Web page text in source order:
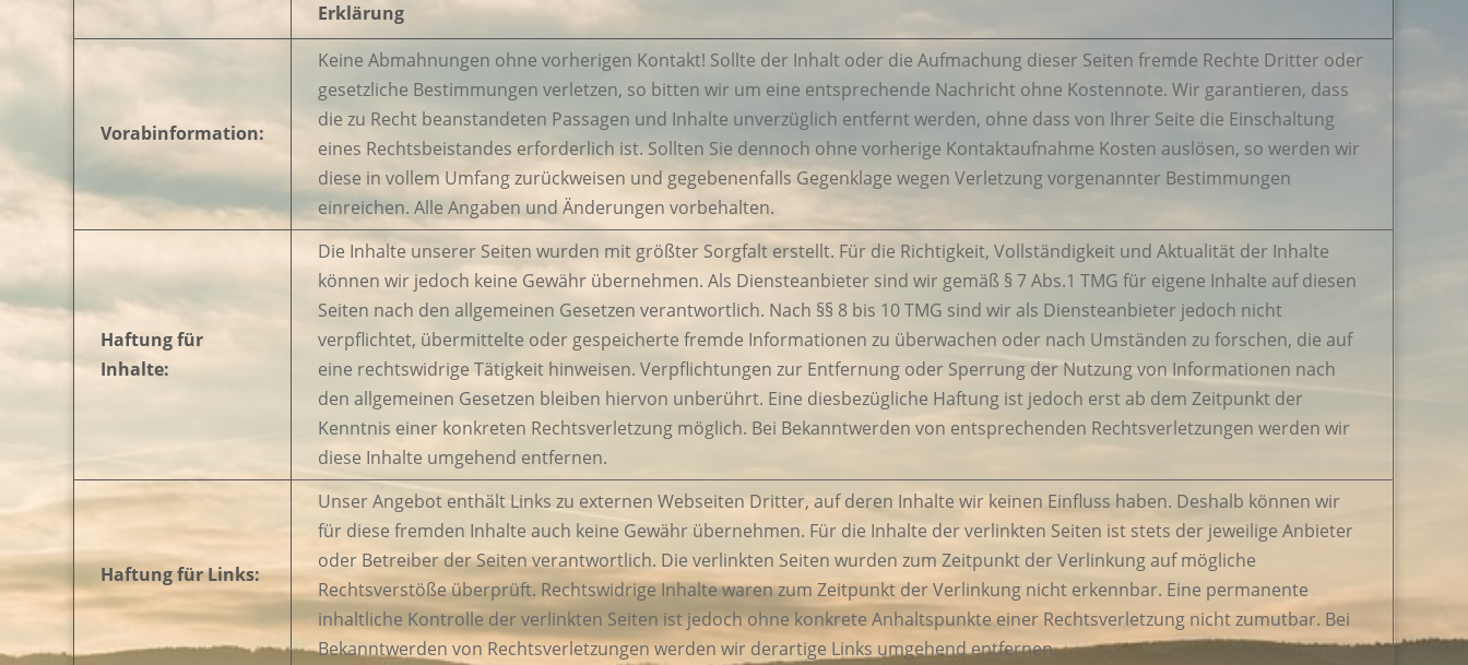
Erklärung
Vorabinformation:
Keine Abmahnungen ohne vorherigen Kontakt! Sollte der Inhalt oder die Aufmachung dieser Seiten fremde Rechte Dritter oder
gesetzliche Bestimmungen verletzen, so bitten wir um eine entsprechende Nachricht ohne Kostennote. Wir garantieren, dass
die zu Recht beanstandeten Passagen und Inhalte unverzüglich entfernt werden, ohne dass von Ihrer Seite die Einschaltung
eines Rechtsbeistandes erforderlich ist. Sollten Sie dennoch ohne vorherige Kontaktaufnahme Kosten auslösen, so werden wir
diese in vollem Umfang zurückweisen und gegebenenfalls Gegenklage wegen Verletzung vorgenannter Bestimmungen
einreichen. Alle Angaben und Änderungen vorbehalten.
Haftung für
Inhalte:
Die Inhalte unserer Seiten wurden mit größter Sorgfalt erstellt. Für die Richtigkeit, Vollständigkeit und Aktualität der Inhalte
können wir jedoch keine Gewähr übernehmen. Als Diensteanbieter sind wir gemäß § 7 Abs.1 TMG für eigene Inhalte auf diesen
Seiten nach den allgemeinen Gesetzen verantwortlich. Nach §§ 8 bis 10 TMG sind wir als Diensteanbieter jedoch nicht
verpflichtet, übermittelte oder gespeicherte fremde Informationen zu überwachen oder nach Umständen zu forschen, die auf
eine rechtswidrige Tätigkeit hinweisen. Verpflichtungen zur Entfernung oder Sperrung der Nutzung von Informationen nach
den allgemeinen Gesetzen bleiben hiervon unberührt. Eine diesbezügliche Haftung ist jedoch erst ab dem Zeitpunkt der
Kenntnis einer konkreten Rechtsverletzung möglich. Bei Bekanntwerden von entsprechenden Rechtsverletzungen werden wir
diese Inhalte umgehend entfernen.
Haftung für Links:
Unser Angebot enthält Links zu externen Webseiten Dritter, auf deren Inhalte wir keinen Einfluss haben. Deshalb können wir
für diese fremden Inhalte auch keine Gewähr übernehmen. Für die Inhalte der verlinkten Seiten ist stets der jeweilige Anbieter
oder Betreiber der Seiten verantwortlich. Die verlinkten Seiten wurden zum Zeitpunkt der Verlinkung auf mögliche
Rechtsverstöße überprüft. Rechtswidrige Inhalte waren zum Zeitpunkt der Verlinkung nicht erkennbar. Eine permanente
inhaltliche Kontrolle der verlinkten Seiten ist jedoch ohne konkrete Anhaltspunkte einer Rechtsverletzung nicht zumutbar. Bei
Bekanntwerden von Rechtsverletzungen werden wir derartige Links umgehend entfernen.